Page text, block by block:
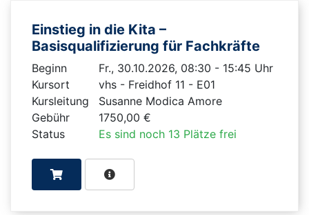
Einstieg in die Kita –
Basisqualifizierung für Fachkräfte
Beginn
Fr., 30.10.2026, 08:30 - 15:45 Uhr
Kursort
vhs - Freidhof 11 - E01
Kursleitung
Susanne Modica Amore
Gebühr
1750,00 €
Status
Es sind noch 13 Plätze frei